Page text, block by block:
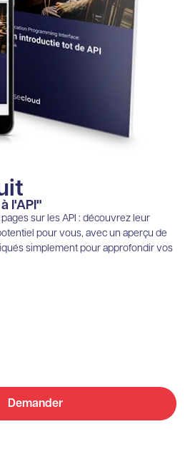
l'API"
sur les API : découvrez leur
pour vous, avec un aperçu de
simplement pour approfondir vos
Demander